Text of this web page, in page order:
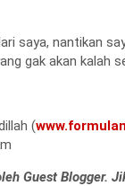
saya, nantikan
gak akan kalah
(
Guest Blogger.